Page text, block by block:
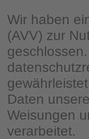
Wir haben
(AVV) zur
Daten
Weisungen
verarbeitet.